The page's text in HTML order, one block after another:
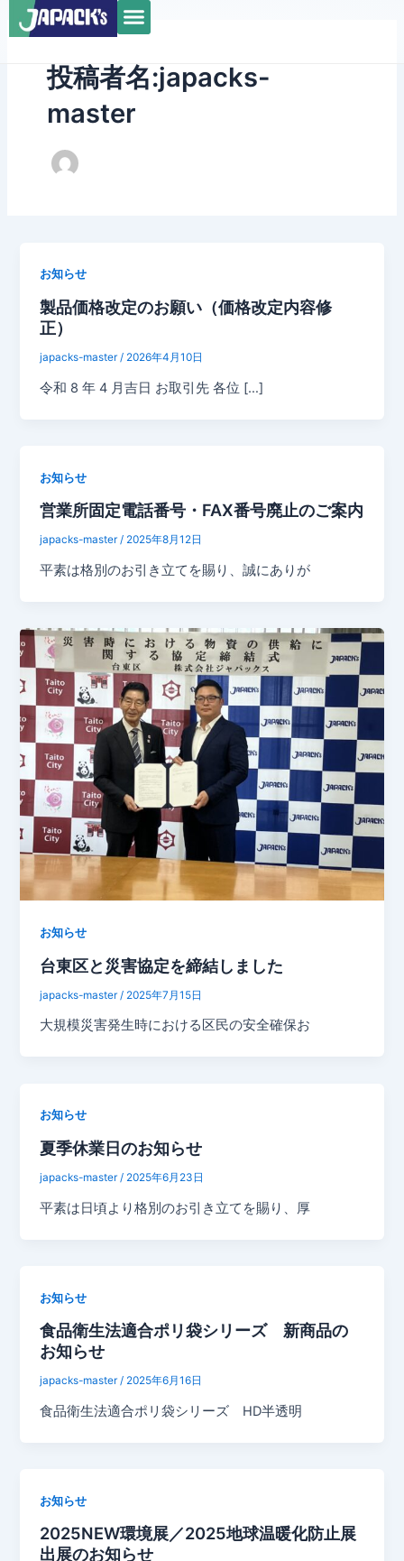
容
メ
ニ
ュ
ー
投稿者名:japacks-
master
お知らせ
製品価格改定のお願い（価格改定内容修
正）
japacks-master/ 2026年4月10日
令和 8 年 4 月吉日 お取引先 各位 […]
お知らせ
営業所固定電話番号・FAX番号廃止のご案内
japacks-master/ 2025年8月12日
平素は格別のお引き立てを賜り、誠にありが
お知らせ
台東区と災害協定を締結しました
japacks-master / 2025年7月15日
大規模災害発生時における区民の安全確保お
お知らせ
夏季休業日のお知らせ
japacks-master/ 2025年6月23日
平素は日頃より格別のお引き立てを賜り、厚
お知らせ
食品衛生法適合ポリ袋シリーズ 新商品の
お知らせ
japacks-master/ 2025年6月16日
食品衛生法適合ポリ袋シリーズ HD半透明
お知らせ
2025NEW環境展／2025地球温暖化防止展
出展のお知らせ